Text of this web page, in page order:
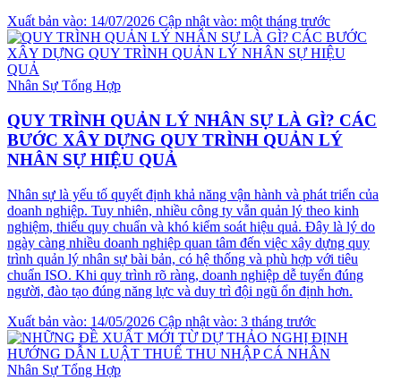
Xuất bản vào: 14/07/2026 Cập nhật vào: một tháng trước
Nhân Sự Tổng Hợp
QUY TRÌNH QUẢN LÝ NHÂN SỰ LÀ GÌ? CÁC
BƯỚC XÂY DỰNG QUY TRÌNH QUẢN LÝ
NHÂN SỰ HIỆU QUẢ
Nhân sự là yếu tố quyết định khả năng vận hành và phát triển của
doanh nghiệp. Tuy nhiên, nhiều công ty vẫn quản lý theo kinh
nghiệm, thiếu quy chuẩn và khó kiểm soát hiệu quả. Đây là lý do
ngày càng nhiều doanh nghiệp quan tâm đến việc xây dựng quy
trình quản lý nhân sự bài bản, có hệ thống và phù hợp với tiêu
chuẩn ISO. Khi quy trình rõ ràng, doanh nghiệp dễ tuyển đúng
người, đào tạo đúng năng lực và duy trì đội ngũ ổn định hơn.
Xuất bản vào: 14/05/2026 Cập nhật vào: 3 tháng trước
Nhân Sự Tổng Hợp